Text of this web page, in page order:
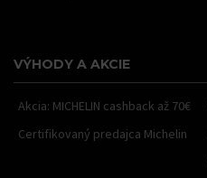
VÝHODY A AKCIE
Akcia: MICHELIN cashback až 70€
Certifikovaný predajca Michelin